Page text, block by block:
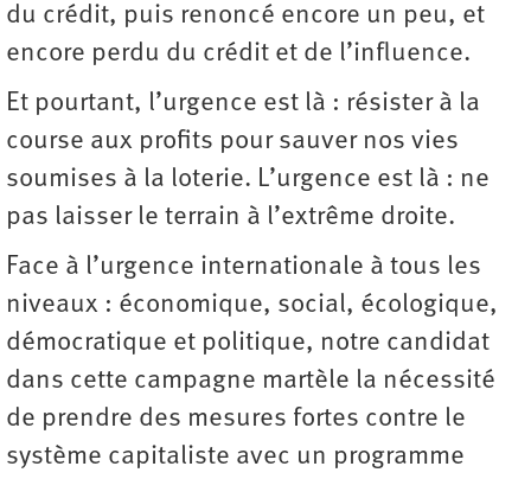
du crédit, puis renoncé encore un peu, et
encore perdu du crédit et de l’influence.
Et pourtant, l’urgence est là : résister à la
course aux profits pour sauver nos vies
soumises à la loterie. L’urgence est là : ne
pas laisser le terrain à l’extrême droite.
Face à l’urgence internationale à tous les
niveaux : économique, social, écologique,
démocratique et politique, notre candidat
dans cette campagne martèle la nécessité
de prendre des mesures fortes contre le
système capitaliste avec un programme